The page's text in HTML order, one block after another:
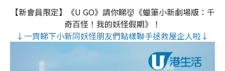
【新會員限定】《U GO》請你睇👹《蠟筆小新劇場版：千
奇百怪！我的妖怪假期》！
↓一齊睇下小新同妖怪朋友們點樣聯手拯救屋企人啦↓